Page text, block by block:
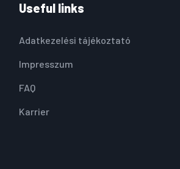
Useful links
Adatkezelési tájékoztató
Impresszum
FAQ
Karrier